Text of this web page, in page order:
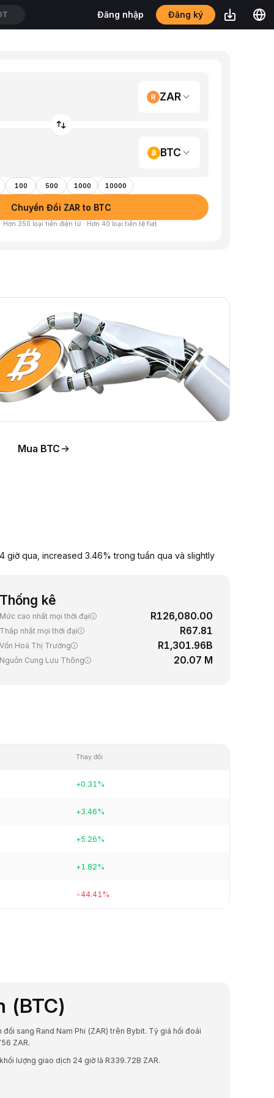
Đăng nhập Đăng ký
ZAR
BTC
100 500 1000 10000
Chuyển Đổi ZAR to BTC
Hơn 350 loại tiền điện tử · Hơn 40 loại tiền tệ fiat
Mua BTC
giờ qua, increased 3.46% trong tuần qua và slightly
Thống kê
Mức cao nhất mọi thời đại R126,080.00
Thấp nhất mọi thời đại R67.81
Vốn Hoá Thị Trường R1,301.96B
Nguồn Cung Lưu Thông 20.07 M
Thay đổi
+0.31%
+3.46%
+5.26%
+1.82%
-44.41%
(BTC)
sang Rand Nam Phi (ZAR) trên Bybit. Tỷ giá hối đoái
ZAR.
lượng giao dịch 24 giờ là R339.72B ZAR.